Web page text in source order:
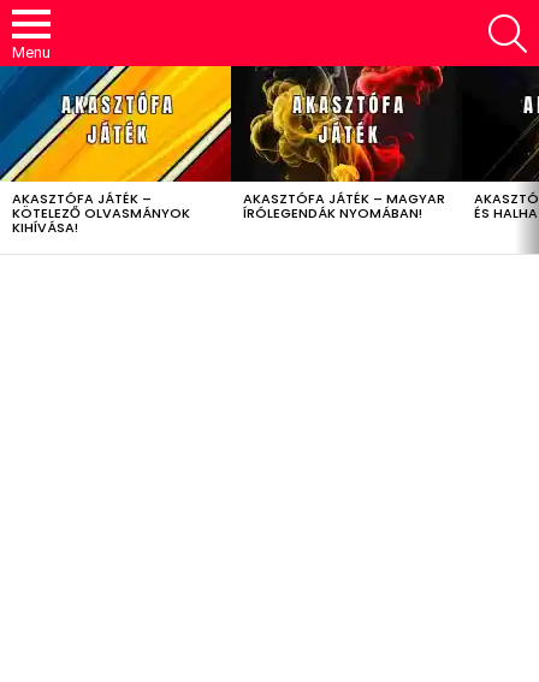
Menu
LATEST
STORIES
AKASZTÓFA JÁTÉK –
KÖTELEZŐ OLVASMÁNYOK
KIHÍVÁSA!
AKASZTÓFA JÁTÉK – MAGYAR
ÍRÓLEGENDÁK NYOMÁBAN! ÉS